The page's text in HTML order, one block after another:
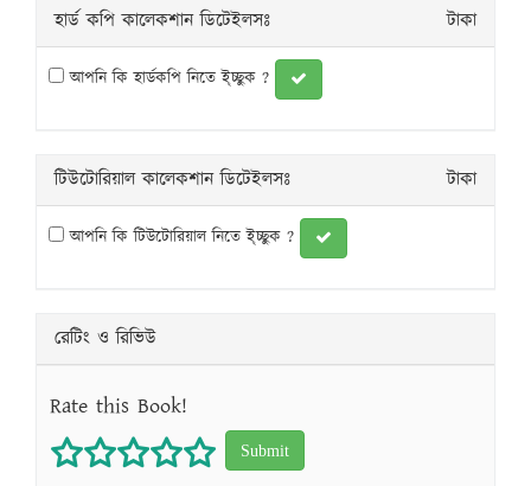
হার্ড কপি কালেকশান ডিটেইলসঃ টাকা
আপনি কি হার্ডকপি নিতে ই্চ্ছুক ?
টিউটোরিয়াল কালেকশান ডিটেইলসঃ টাকা
আপনি কি টিউটোরিয়াল নিতে ই্চ্ছুক ?
রেটিং ও রিভিউ
Rate this Book!
5 stars
4 stars
3 stars
2 stars
1 star